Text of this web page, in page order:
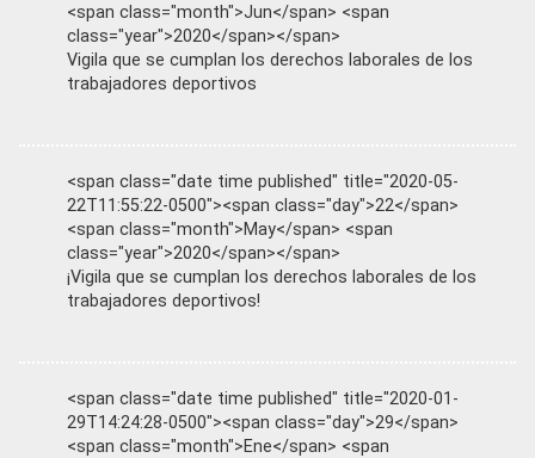
<span class="month">Jun</span> <span
class="year">2020</span></span>
Vigila que se cumplan los derechos laborales de los
trabajadores deportivos
<span class="date time published" title="2020-05-
22T11:55:22-0500"><span class="day">22</span>
<span class="month">May</span> <span
class="year">2020</span></span>
¡Vigila que se cumplan los derechos laborales de los
trabajadores deportivos!
<span class="date time published" title="2020-01-
29T14:24:28-0500"><span class="day">29</span>
<span class="month">Ene</span> <span